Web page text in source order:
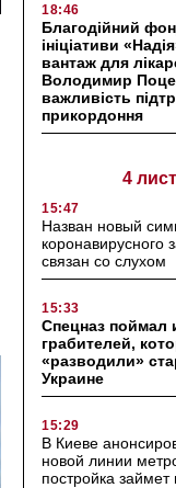
18:46
Благодійний
ініціативи
вантаж для
Володимир
важливість
прикордоння
4
15:47
Назван новый
коронавирусного
связан со слухом
15:33
Спецназ поймал
грабителей,
«разводили»
Украине
15:29
В Киеве
новой линии
постройка займет